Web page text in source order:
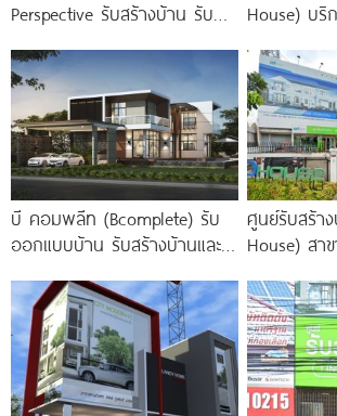
Perspective รับสร้างบ้าน รับ
ชนิด
House) บริ
บี คอมพลีท (Bcomplete) รับ
ออกแบบบ้าน รับสร้างบ้านและ
คอนกรุ๊ป
ศูนย์รับสร้า
House) สา